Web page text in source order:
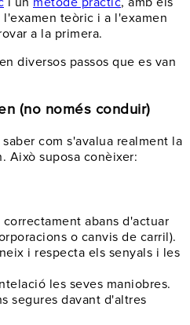
teòric i a l'examen
a la primera.
diversos passos que es van
(no només conduir)
com s'avalua realment la
Això suposa conèixer:
abans d'actuar
o canvis de carril).
i respecta els senyals i les
les seves maniobres.
segures davant d'altres